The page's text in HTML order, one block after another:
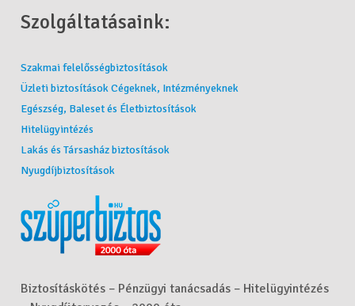
Szolgáltatásaink:
Szakmai felelősségbiztosítások
Üzleti biztosítások Cégeknek, Intézményeknek
Egészség, Baleset és Életbiztosítások
Hitelügyintézés
Lakás és Társasház biztosítások
Nyugdíjbiztosítások
Biztosításkötés – Pénzügyi tanácsadás – Hitelügyintézés